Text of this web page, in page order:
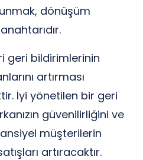
dönüşüm
geri bildirimlerinin
artırması
İyi yönetilen bir geri
güvenilirliğini ve
müşterilerin
artıracaktır.